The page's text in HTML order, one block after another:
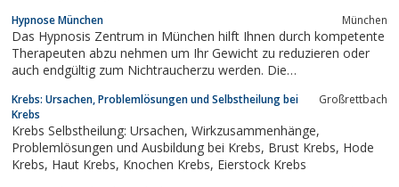
Hypnose München München
Das Hypnosis Zentrum in München hilft Ihnen durch kompetente
Therapeuten abzu nehmen um Ihr Gewicht zu reduzieren oder
auch endgültig zum Nichtraucherzu werden. Die
wohlzu den bekanntesten Anwendungsgebieten der Hypnose. So
können wir mit Stolzvon Erfolgsquoten bei...
Krebs: Ursachen, Problemlösungen und Selbstheilung bei
Krebs
Großrettbach
Krebs Selbstheilung: Ursachen, Wirkzusammenhänge,
Problemlösungen und Ausbildung bei Krebs, Brust Krebs, Hode
Krebs, Haut Krebs, Knochen Krebs, Eierstock Krebs